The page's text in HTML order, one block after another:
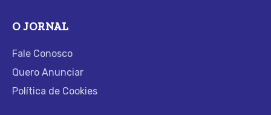
O JORNAL
Fale Conosco
Quero Anunciar
Política de Cookies